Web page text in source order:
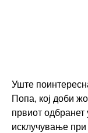
Уште
Попа, кој доби
првиот одбранет
исклучување